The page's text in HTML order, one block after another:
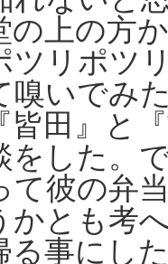
の上の方
ツリポツ
嗅いでみ
皆田』と
をした。
て彼の弁
かとも考
る事にし